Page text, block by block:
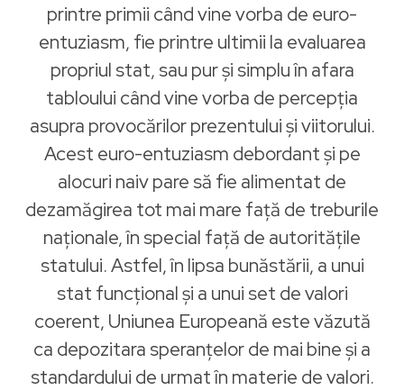
printre primii când vine vorba de euro-
entuziasm, fie printre ultimii la evaluarea
propriul stat, sau pur şi simplu în afara
tabloului când vine vorba de percepția
asupra provocărilor prezentului şi viitorului.
Acest euro-entuziasm debordant şi pe
alocuri naiv pare să fie alimentat de
dezamăgirea tot mai mare faţă de treburile
naționale, în special faţă de autoritățile
statului. Astfel, în lipsa bunăstării, a unui
stat funcţional şi a unui set de valori
coerent, Uniunea Europeană este văzută
ca depozitara speranţelor de mai bine şi a
standardului de urmat în materie de valori.